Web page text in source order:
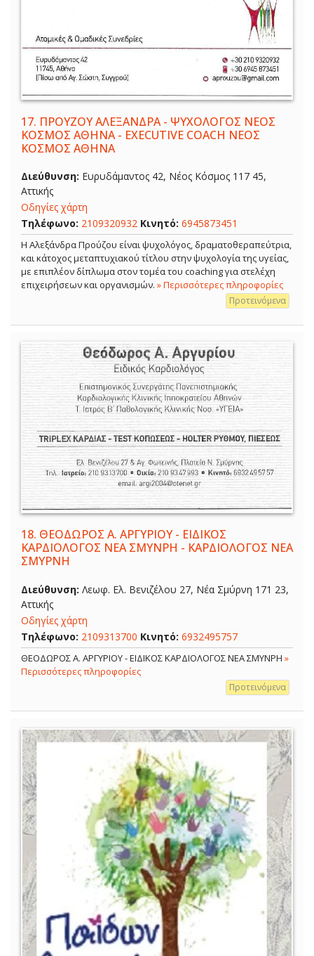
17. ΠΡΟΥΖΟΥ ΑΛΕΞΑΝΔΡΑ - ΨΥΧΟΛΟΓΟΣ ΝΕΟΣ
ΚΟΣΜΟΣ ΑΘΗΝΑ - EXECUTIVE COACH ΝΕΟΣ
ΚΟΣΜΟΣ ΑΘΗΝΑ
Διεύθυνση: Ευρυδάμαντος 42, Νέος Κόσμος 117 45,
Αττικής
Οδηγίες χάρτη
Τηλέφωνο: 2109320932 Κινητό: 6945873451
Η Αλεξάνδρα Προύζου είναι ψυχολόγος, δραματοθεραπεύτρια,
και κάτοχος μεταπτυχιακού τίτλου στην ψυχολογία της υγείας,
με επιπλέον δίπλωμα στον τομέα του coaching για στελέχη
επιχειρήσεων και οργανισμών. » Περισσότερες πληροφορίες
Προτεινόμενα
18. ΘΕΟΔΩΡΟΣ Α. ΑΡΓΥΡΙΟΥ - ΕΙΔΙΚΟΣ
ΚΑΡΔΙΟΛΟΓΟΣ ΝΕΑ ΣΜΥΝΡΗ - ΚΑΡΔΙΟΛΟΓΟΣ ΝΕΑ
ΣΜΥΡΝΗ
Διεύθυνση: Λεωφ. Ελ. Βενιζέλου 27, Νέα Σμύρνη 171 23,
Αττικής
Οδηγίες χάρτη
Τηλέφωνο: 2109313700 Κινητό: 6932495757
ΘΕΟΔΩΡΟΣ Α. ΑΡΓΥΡΙΟΥ - ΕΙΔΙΚΟΣ ΚΑΡΔΙΟΛΟΓΟΣ ΝΕΑ ΣΜΥΝΡΗ »
Περισσότερες πληροφορίες
Προτεινόμενα